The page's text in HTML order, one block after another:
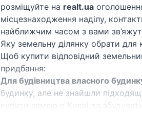
розміщуйте на realt.ua
місцезнаходження наділу,
найближчим часом з вами
Яку земельну ділянку обрати для
Щоб купити відповідний
придбання:
Для будівництва власного
будинку, але не знайшли
купити землю в Києві та